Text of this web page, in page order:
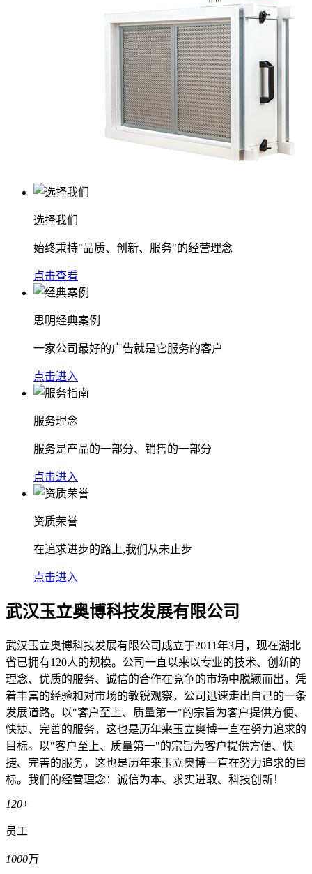
选择我们
始终秉持"品质、创新、服务"的经营理念
点击查看
思明经典案例
一家公司最好的广告就是它服务的客户
点击进入
服务理念
服务是产品的一部分、销售的一部分
点击进入
资质荣誉
在追求进步的路上,我们从未止步
点击进入
武汉玉立奥博科技发展有限公司
武汉玉立奥博科技发展有限公司成立于2011年3月，现在湖北
省已拥有120人的规模。公司一直以来以专业的技术、创新的
理念、优质的服务、诚信的合作在竞争的市场中脱颖而出，凭
着丰富的经验和对市场的敏锐观察，公司迅速走出自己的一条
发展道路。以"客户至上、质量第一"的宗旨为客户提供方便、
快捷、完善的服务，这也是历年来玉立奥博一直在努力追求的
目标。以"客户至上、质量第一"的宗旨为客户提供方便、快
捷、完善的服务，这也是历年来玉立奥博一直在努力追求的目
标。我们的经营理念：诚信为本、求实进取、科技创新！
120+
员工
1000万